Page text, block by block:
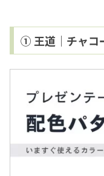
① 王道｜チャコ